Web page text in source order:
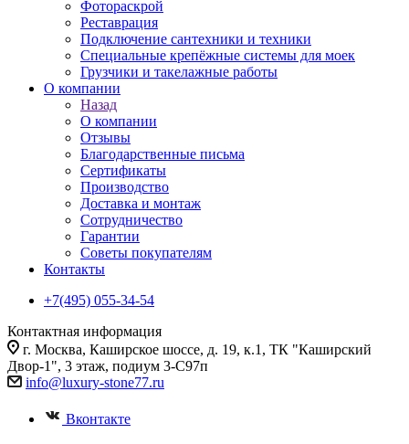
Фотораскрой
Реставрация
Подключение сантехники и техники
Специальные крепёжные системы для моек
Грузчики и такелажные работы
О компании
Назад
О компании
Отзывы
Благодарственные письма
Сертификаты
Производство
Доставка и монтаж
Сотрудничество
Гарантии
Советы покупателям
Контакты
+7(495) 055-34-54
Контактная информация
г. Москва, Каширское шоссе, д. 19, к.1, ТК "Каширский
Двор-1", 3 этаж, подиум 3-С97п
info@luxury-stone77.ru
Вконтакте